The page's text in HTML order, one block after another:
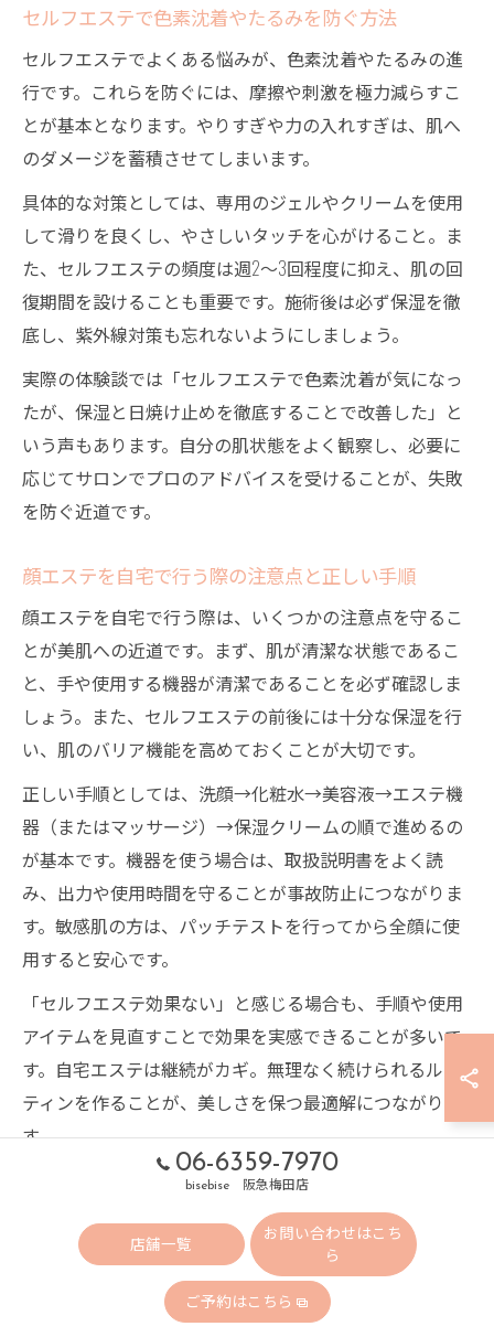
セルフエステで色素沈着やたるみを防ぐ方法
セルフエステでよくある悩みが、色素沈着やたるみの進
行です。これらを防ぐには、摩擦や刺激を極力減らすこ
とが基本となります。やりすぎや力の入れすぎは、肌へ
のダメージを蓄積させてしまいます。
具体的な対策としては、専用のジェルやクリームを使用
して滑りを良くし、やさしいタッチを心がけること。ま
た、セルフエステの頻度は週2～3回程度に抑え、肌の回
復期間を設けることも重要です。施術後は必ず保湿を徹
底し、紫外線対策も忘れないようにしましょう。
実際の体験談では「セルフエステで色素沈着が気になっ
たが、保湿と日焼け止めを徹底することで改善した」と
いう声もあります。自分の肌状態をよく観察し、必要に
応じてサロンでプロのアドバイスを受けることが、失敗
を防ぐ近道です。
顔エステを自宅で行う際の注意点と正しい手順
顔エステを自宅で行う際は、いくつかの注意点を守るこ
とが美肌への近道です。まず、肌が清潔な状態であるこ
と、手や使用する機器が清潔であることを必ず確認しま
しょう。また、セルフエステの前後には十分な保湿を行
い、肌のバリア機能を高めておくことが大切です。
正しい手順としては、洗顔→化粧水→美容液→エステ機
器（またはマッサージ）→保湿クリームの順で進めるの
が基本です。機器を使う場合は、取扱説明書をよく読
み、出力や使用時間を守ることが事故防止につながりま
す。敏感肌の方は、パッチテストを行ってから全顔に使
用すると安心です。
「セルフエステ効果ない」と感じる場合も、手順や使用
アイテムを見直すことで効果を実感できることが多いで
す。自宅エステは継続がカギ。無理なく続けられるルー
ティンを作ることが、美しさを保つ最適解につながりま
す。
セルフエステのやり方と
満足度を高める工夫
06-6359-7970
bisebise 阪急梅田店
店舗一覧
お問い合わせはこち
ら
ご予約はこちら